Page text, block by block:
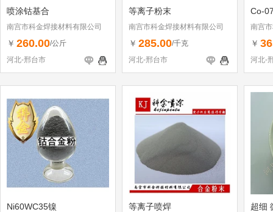
喷涂钴基合
南宫市科金焊接材料有限公司
￥ 260.00/公斤
河北-邢台市
等离子粉末
南宫市科金焊接材料有限公司
￥ 285.00/千克
河北-邢台市
Co-
南宫
￥
河北-
Ni60WC35镍 等离子喷焊 超细